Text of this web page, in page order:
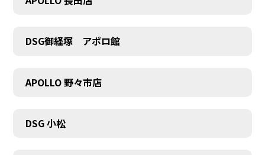
COMPANY
DSG御経塚 アポロ館
APOLLO 野々市店
DSG 小松